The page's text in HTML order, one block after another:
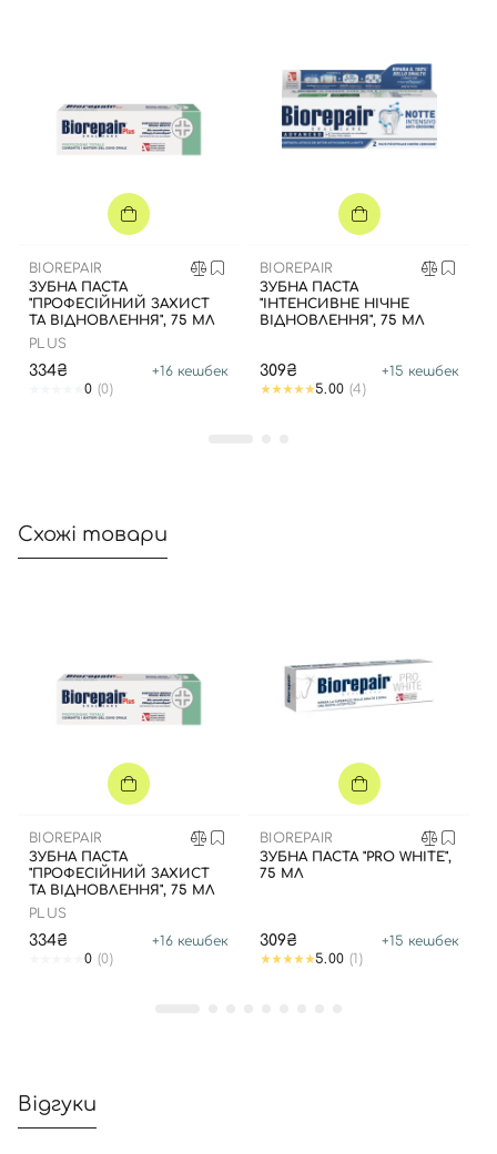
BIOREPAIR
ЗУБНА ПАСТА
"ПРОФЕСІЙНИЙ ЗАХИСТ
ТА ВІДНОВЛЕННЯ", 75 МЛ
PLUS
334₴ +16 кешбек
0 (0)
BIOREPAIR
ЗУБНА ПАСТА
"ІНТЕНСИВНЕ НІЧНЕ
ВІДНОВЛЕННЯ", 75 МЛ
309₴ +15 кешбек
5.00 (4)
Схожі товари
BIOREPAIR
ЗУБНА ПАСТА
"ПРОФЕСІЙНИЙ ЗАХИСТ
ТА ВІДНОВЛЕННЯ", 75 МЛ
PLUS
334₴ +16 кешбек
0 (0)
BIOREPAIR
ЗУБНА ПАСТА "PRO WHITE",
75 МЛ
309₴ +15 кешбек
5.00 (1)
Відгуки
Вхід Реєстрація
Номер телефону
Відправляючи форму для авторизації/реєстрації ви
приймаєте умови
Далі